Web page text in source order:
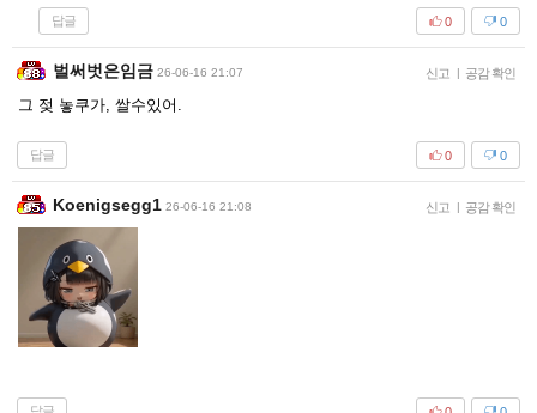
답글 0
0
벌써벗은임금 26-06-16 21:07 신고 | 공감 확인
그 젖 놓쿠가, 쌀수있어.
답글 0
0
Koenigsegg1 26-06-16 21:08 신고 | 공감 확인